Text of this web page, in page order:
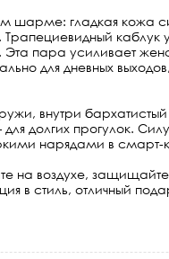
шарме: гладкая кожа
Эта пара усиливает
для дневных выходов,
внутри бархатистый
долгих прогулок.
нарядами в смарт-
на воздухе,
в стиль, отличный